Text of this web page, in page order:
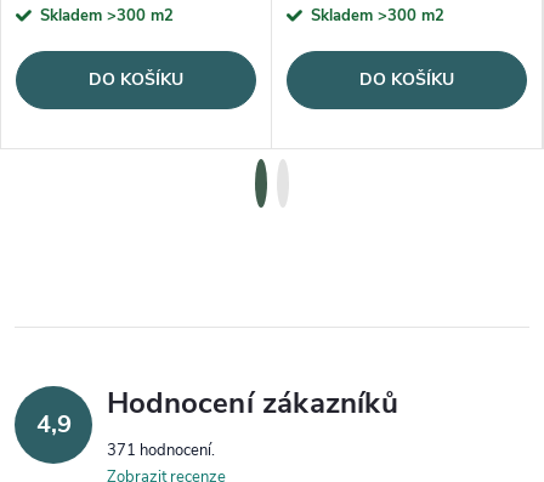
Skladem >300 m2
DO KOŠÍKU
Skladem >300 m2
DO KOŠÍKU
4,9
Hodnocení zákazníků
371 hodnocení
Zobrazit recenze